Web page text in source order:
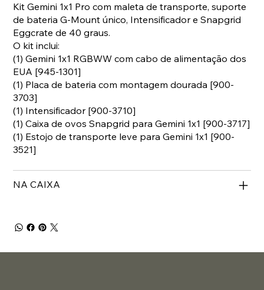
Kit Gemini 1x1 Pro com maleta de transporte, suporte
de bateria G-Mount único, Intensificador e Snapgrid
Eggcrate de 40 graus.
O kit inclui:
(1) Gemini 1x1 RGBWW com cabo de alimentação dos
EUA [945-1301]
(1) Placa de bateria com montagem dourada [900-
3703]
(1) Intensificador [900-3710]
(1) Caixa de ovos Snapgrid para Gemini 1x1 [900-3717]
(1) Estojo de transporte leve para Gemini 1x1 [900-
3521]
NA CAIXA